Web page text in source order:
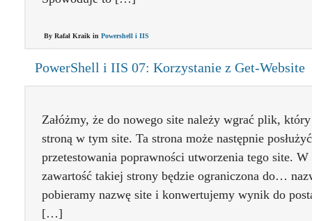
By Rafał Kraik in Powershell i IIS
PowerShell i IIS 07: Korzystanie z Get-Website
Załóżmy, że do nowego site należy wgrać plik,
stroną w tym site. Ta strona może następnie
przetestowania poprawności utworzenia tego site.
zawartość takiej strony będzie ograniczona do…
pobieramy nazwę site i konwertujemy wynik do
[…]